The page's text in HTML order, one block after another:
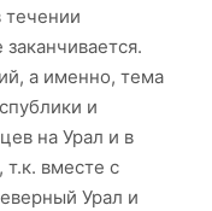
течении
а именно, тема
и
на Урал и в
вместе с
Урал и